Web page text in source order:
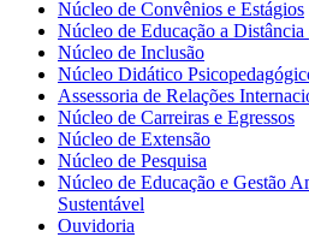
Núcleo de Convênios e Estágios
Núcleo de Educação a
Núcleo de Inclusão
Núcleo Didático
Assessoria de Relações
Núcleo de Carreiras e Egressos
Núcleo de Extensão
Núcleo de Pesquisa
Núcleo de Educação e Gestão
Sustentável
Ouvidoria